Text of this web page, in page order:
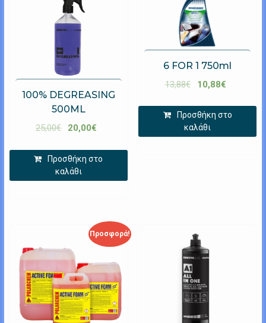
100% DEGREASING
500ML
25,00€ 20,00€
Προσθήκη στο
καλάθι
6 FOR 1 750ml
13,88€ 10,88€
Προσθήκη στο
καλάθι
Προσφορά!